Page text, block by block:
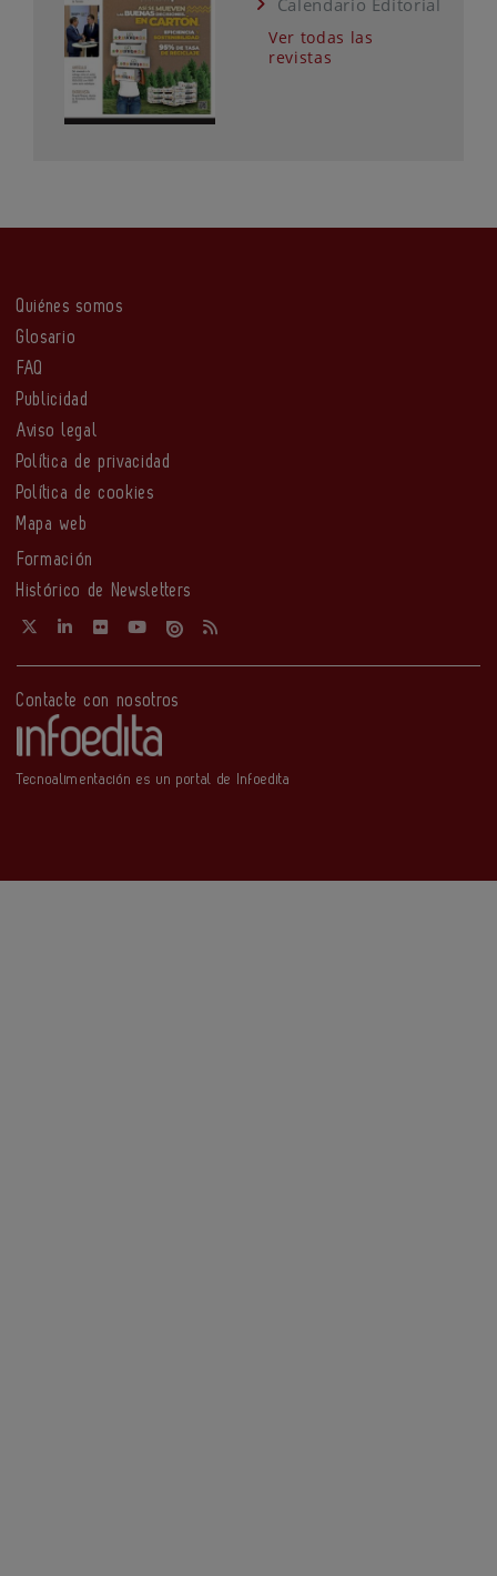
Calendario Editorial
Ver todas las
revistas
Quiénes somos
Glosario
FAQ
Publicidad
Aviso legal
Política de privacidad
Política de cookies
Mapa web
Formación
Histórico de Newsletters
Contacte con nosotros
Tecnoalimentación es un portal de Infoedita